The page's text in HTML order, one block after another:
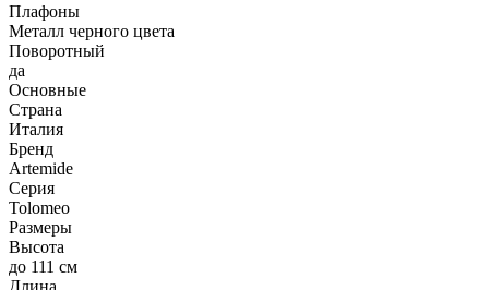
Плафоны
Металл черного цвета
Поворотный
да
Основные
Страна
Италия
Бренд
Artemide
Серия
Tolomeo
Размеры
Высота
до 111 см
Длина